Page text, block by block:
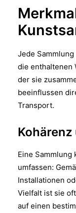
Jede
die enthaltenen
der sie
beeinflussen
Transport.
Eine
umfassen:
Installationen
Vielfalt ist sie
auf einen